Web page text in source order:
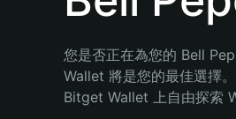
Bahasa Indonesia您是否正在為您的 Bell
Wallet 將是您的最佳選擇
Bitget Wallet 上自由探索